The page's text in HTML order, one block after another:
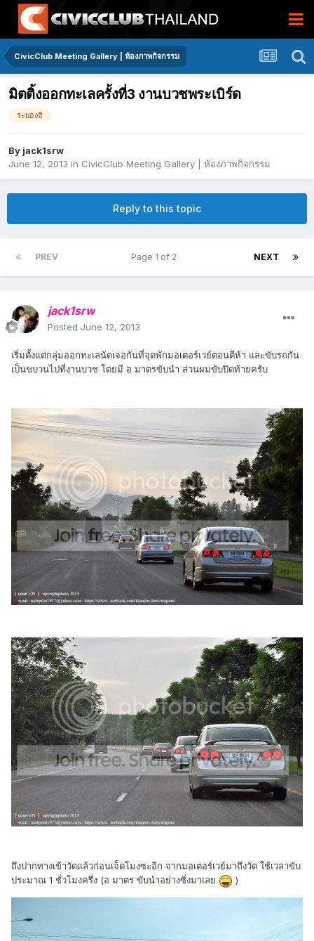
CivicClub Meeting Gallery | ห้องภาพกิจกรรม
มิตติ้งออกทะเลครั้งที่3 งานบวชพระเบิร์ด
ระยองฮิ
By jack1srw
June 12, 2013 in CivicClub Meeting Gallery | ห้องภาพกิจกรรม
Reply to this topic
PREV NEXT
Page 1 of 2
jack1srw
Posted June 12, 2013
เริ่มตั้งแต่กลุ่มออกทะเลนัดเจอกันที่จุดพักมอเตอร์เวย์ตอนตีห้า และขับรถกัน
เป็นขบวนไปที่งานบวช โดยมี อ มาตรขับนำ ส่วนผมขับปิดท้ายครับ
ถึงปากทางเข้าวัดแล้วก่อนเจ็ดโมงซะอีก จากมอเตอร์เวย์มาถึงวัด ใช้เวลาขับ
ประมาณ 1 ชั่วโมงครึ่ง (อ มาตร ขับนำอย่างซิ่งมาเลย
)